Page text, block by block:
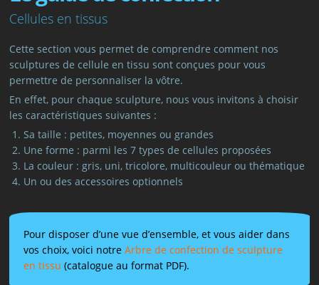
Cellules en tissus
Cette section vous permet de comprendre comment nos
sculptures de cellule en tissu sont conçues pour vous
permettre de personnaliser la vôtre.
En effet, pour chaque sculpture, nous vous invitons à choisir
les caractéristiques suivantes :
Sa taille : petites, moyennes ou grandes
Une forme : parmi les 7 types de cellules proposées
La couleur : gris, uni, tricolore, multicouleur ou thématique
Un ou des accessoires optionnels
Pour disposer d’une vue d’ensemble, et vous aider dans
vos choix, voici notreArbre de confection de sculpture
en tissu (catalogue au format PDF).